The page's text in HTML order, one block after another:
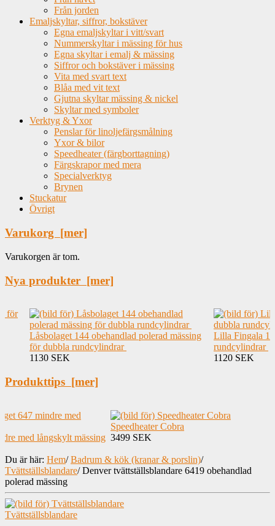
Från jorden
Emaljskyltar, siffror, bokstäver
Egna emaljskyltar i vitt/svart
Nummerskyltar i mässing för hus
Egna skyltar i emalj & mässing
Siffror och bokstäver i mässing
Vita med svart text
Blåa med vit text
Gjutna skyltar mässing & nickel
Skyltar med symboler
Verktyg & Yxor
Penslar för linoljefärgsmålning
Yxor & bilor
Speedheater (färgborttagning)
Färgskrapor med mera
Specialverktyg
Brynen
Stuckatur
Övrigt
Varukorg [mer]
Varukorgen är tom.
Nya produkter [mer]
Låsbolaget 144 obehandlad polerad mässing
för dubbla rundcylindrar
1130 SEK
Lilla Fingala
rundcylindrar
1120 SEK
Produkttips [mer]
med långskylt mässing
Speedheater Cobra
3499 SEK
Du är här: Hem/ Badrum & kök (kranar & porslin)/
Tvättställsblandare/Denver tvättställsblandare 6419 obehandlad
polerad mässing
Tvättställsblandare